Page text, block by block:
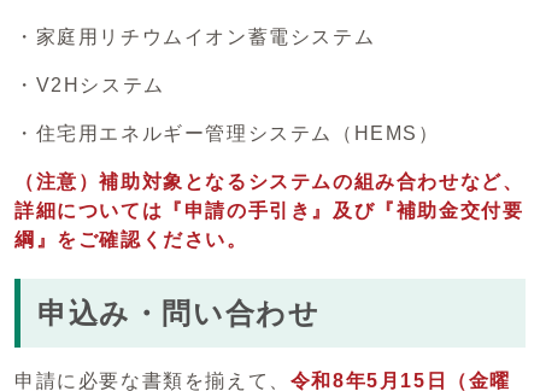
・家庭用リチウムイオン蓄電システム
・V2Hシステム
・住宅用エネルギー管理システム（HEMS）
（注意）補助対象となるシステムの組み合わせなど、
詳細については『申請の手引き』及び『補助金交付要
綱』をご確認ください。
申込み・問い合わせ
申請に必要な書類を揃えて、 令和8年5月15日（金曜